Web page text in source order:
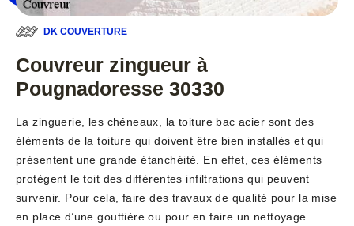
DK COUVERTURE
Couvreur zingueur à
Pougnadoresse 30330
La zinguerie, les chéneaux, la toiture bac acier sont des
éléments de la toiture qui doivent être bien installés et qui
présentent une grande étanchéité. En effet, ces éléments
protègent le toit des différentes infiltrations qui peuvent
survenir. Pour cela, faire des travaux de qualité pour la mise
en place d’une gouttière ou pour en faire un nettoyage